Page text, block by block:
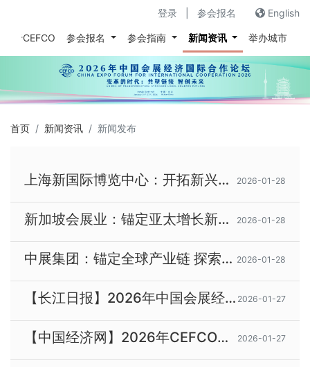
登录 参会报名 English
关于CEFCO 参会报名 参会指南 新闻资讯 举办城市
首页 新闻资讯 新闻发布
上海新国际博览中心：开拓新兴市场以智能运营赋能会展升级 2026-01-28
新加坡会展业：锚定亚太增长新动能以绿色数字化与国际合作擘画未来蓝图 2026-01-28
中展集团：锚定全球产业链 探索大湾区会展业协同发展新路径 2026-01-28
【长江日报】2026年中国会展经济国际合作论坛在武汉开幕 2026-01-27
【中国经济网】2026年CEFCO论坛在武汉开幕，探讨变革时代下的会展业大势 2026-01-27